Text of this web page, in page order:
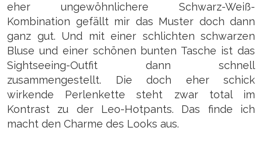
eher ungewöhnlichere Schwarz-Weiß-
Kombination gefällt mir das Muster doch dann
ganz gut. Und mit einer schlichten schwarzen
Bluse und einer schönen bunten Tasche ist das
Sightseeing-Outfit dann schnell
zusammengestellt. Die doch eher schick
wirkende Perlenkette steht zwar total im
Kontrast zu der Leo-Hotpants. Das finde ich
macht den Charme des Looks aus.